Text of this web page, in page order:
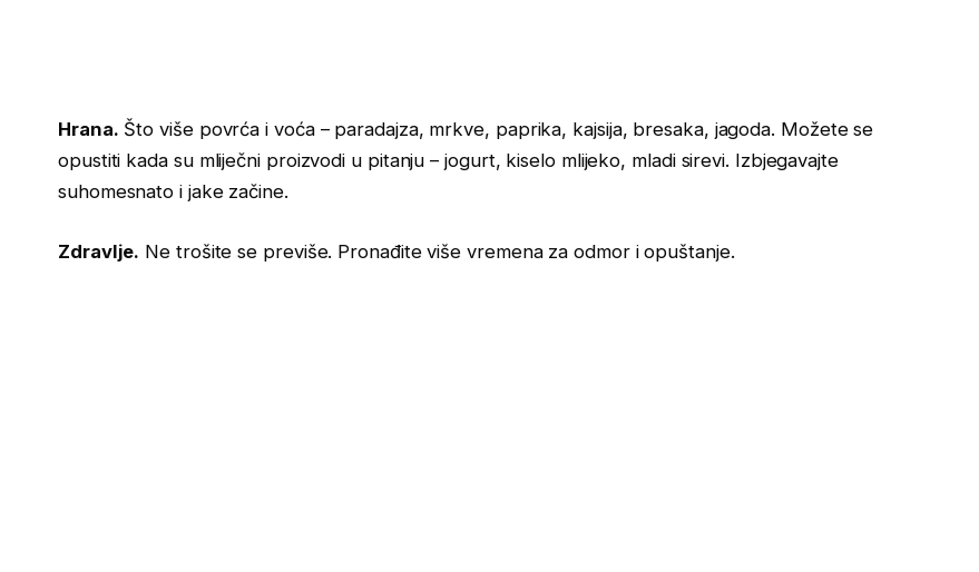
Hrana. Što više povrća i voća – paradajza, mrkve, paprika, kajsija, bresaka, jagoda. Možete se
opustiti kada su mliječni proizvodi u pitanju – jogurt, kiselo mlijeko, mladi sirevi. Izbjegavajte
suhomesnato i jake začine.
Zdravlje. Ne trošite se previše. Pronađite više vremena za odmor i opuštanje.